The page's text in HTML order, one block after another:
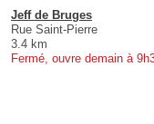
Jeff de Bruges
Rue Saint-Pierre
3.4 km
Fermé, ouvre demain à